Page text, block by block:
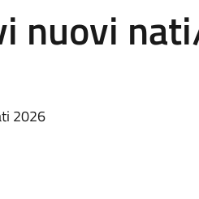
nuovi
2026